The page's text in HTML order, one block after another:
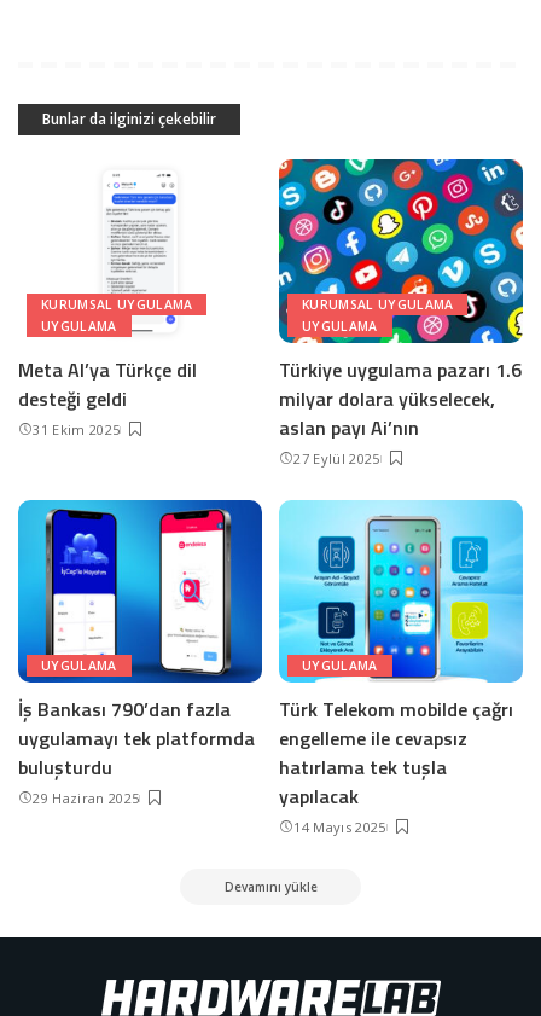
Bunlar da ilginizi çekebilir
KURUMSAL UYGULAMA
UYGULAMA
Meta AI’ya Türkçe dil
desteği geldi
31 Ekim 2025
KURUMSAL UYGULAMA
UYGULAMA
Türkiye uygulama pazarı 1.6
milyar dolara yükselecek,
aslan payı Ai’nın
27 Eylül 2025
UYGULAMA
İş Bankası 790’dan fazla
uygulamayı tek platformda
buluşturdu
29 Haziran 2025
UYGULAMA
Türk Telekom mobilde çağrı
engelleme ile cevapsız
hatırlama tek tuşla
yapılacak
14 Mayıs 2025
Devamını yükle